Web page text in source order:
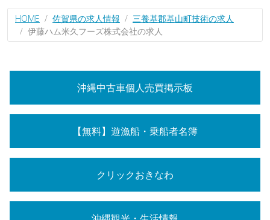
HOME 佐賀県の求人情報
三養基郡基山町技術の求人
伊藤ハム米久フーズ株式会社の求人
沖縄中古車個人売買掲示板
【無料】遊漁船・乗船者名簿
クリックおきなわ